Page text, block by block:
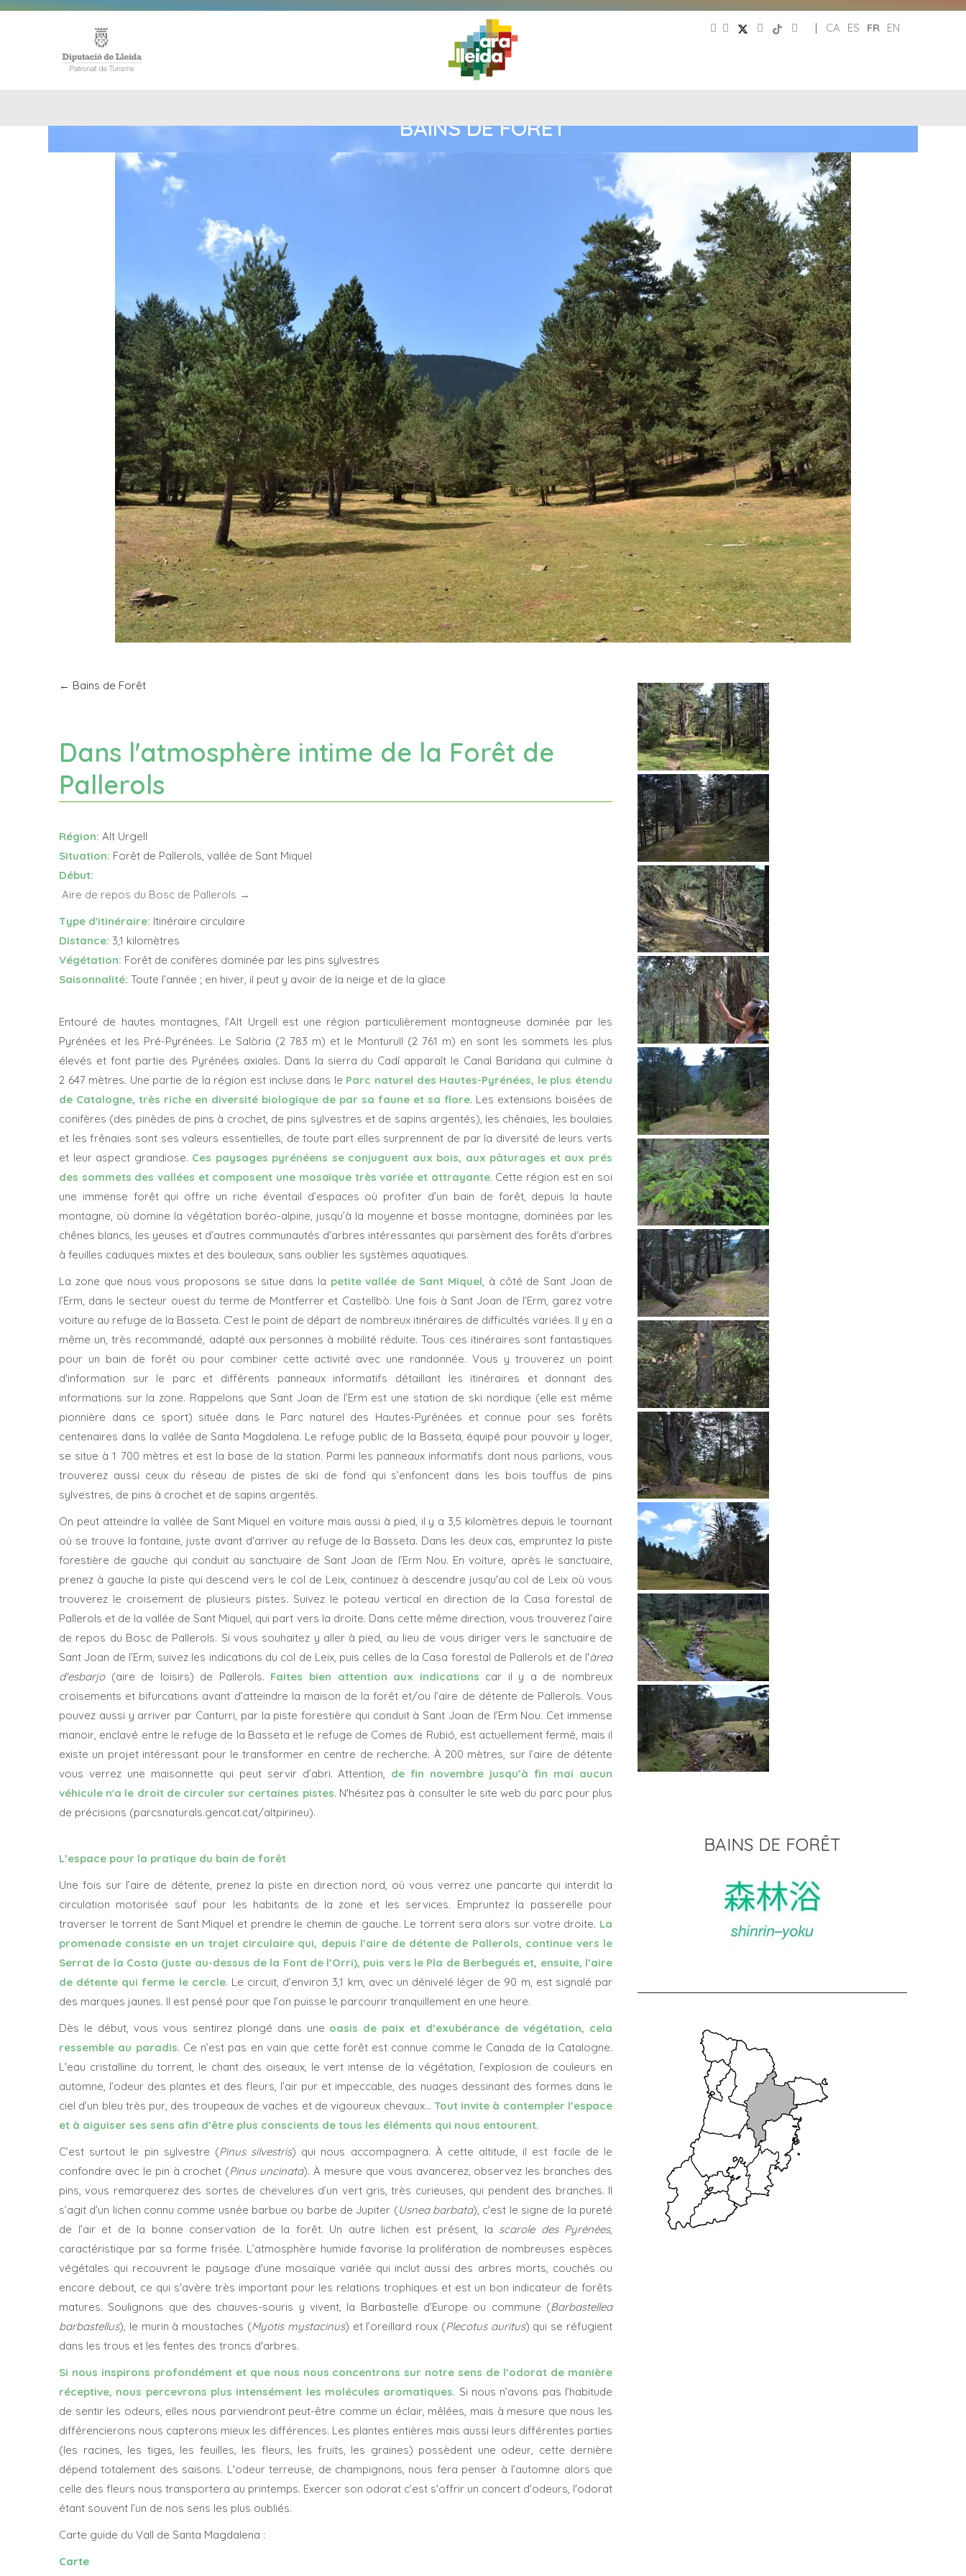
CA ES FR EN
|
TURISME
BAINS DE FORÊT
← Bains de Forêt
Dans l'atmosphère intime de la Forêt de
Pallerols
Région: Alt Urgell
Situation: Forêt de Pallerols, vallée de Sant Miquel
Début:
Aire de repos du Bosc de Pallerols →
Type d'itinéraire: Itinéraire circulaire
Distance: 3,1 kilomètres
Végétation: Forêt de conifères dominée par les pins sylvestres
Saisonnalité: Toute l’année ; en hiver, il peut y avoir de la neige et de la glace
Entouré de hautes montagnes, l’Alt Urgell est une région particulièrement montagneuse dominée par les
Pyrénées et les Pré-Pyrénées. Le Salòria (2 783 m) et le Monturull (2 761 m) en sont les sommets les plus
élevés et font partie des Pyrénées axiales. Dans la sierra du Cadí apparaît le Canal Baridana qui culmine à
2 647 mètres. Une partie de la région est incluse dans le Parc naturel des Hautes-Pyrénées, le plus étendu
de Catalogne, très riche en diversité biologique de par sa faune et sa flore. Les extensions boisées de
conifères (des pinèdes de pins à crochet, de pins sylvestres et de sapins argentés), les chênaies, les boulaies
et les frênaies sont ses valeurs essentielles, de toute part elles surprennent de par la diversité de leurs verts
et leur aspect grandiose. Ces paysages pyrénéens se conjuguent aux bois, aux pâturages et aux prés
des sommets des vallées et composent une mosaïque très variée et attrayante. Cette région est en soi
une immense forêt qui offre un riche éventail d’espaces où profiter d’un bain de forêt, depuis la haute
montagne, où domine la végétation boréo-alpine, jusqu’à la moyenne et basse montagne, dominées par les
chênes blancs, les yeuses et d’autres communautés d’arbres intéressantes qui parsèment des forêts d'arbres
à feuilles caduques mixtes et des bouleaux, sans oublier les systèmes aquatiques.
La zone que nous vous proposons se situe dans la petite vallée de Sant Miquel, à côté de Sant Joan de
l’Erm, dans le secteur ouest du terme de Montferrer et Castellbò. Une fois à Sant Joan de l’Erm, garez votre
voiture au refuge de la Basseta. C’est le point de départ de nombreux itinéraires de difficultés variées. Il y en a
même un, très recommandé, adapté aux personnes à mobilité réduite. Tous ces itinéraires sont fantastiques
pour un bain de forêt ou pour combiner cette activité avec une randonnée. Vous y trouverez un point
d'information sur le parc et différents panneaux informatifs détaillant les itinéraires et donnant des
informations sur la zone. Rappelons que Sant Joan de l’Erm est une station de ski nordique (elle est même
pionnière dans ce sport) située dans le Parc naturel des Hautes-Pyrénées et connue pour ses forêts
centenaires dans la vallée de Santa Magdalena. Le refuge public de la Basseta, équipé pour pouvoir y loger,
se situe à 1 700 mètres et est la base de la station. Parmi les panneaux informatifs dont nous parlions, vous
trouverez aussi ceux du réseau de pistes de ski de fond qui s’enfoncent dans les bois touffus de pins
sylvestres, de pins à crochet et de sapins argentés.
On peut atteindre la vallée de Sant Miquel en voiture mais aussi à pied, il y a 3,5 kilomètres depuis le tournant
où se trouve la fontaine, juste avant d'arriver au refuge de la Basseta. Dans les deux cas, empruntez la piste
forestière de gauche qui conduit au sanctuaire de Sant Joan de l’Erm Nou. En voiture, après le sanctuaire,
prenez à gauche la piste qui descend vers le col de Leix, continuez à descendre jusqu'au col de Leix où vous
trouverez le croisement de plusieurs pistes. Suivez le poteau vertical en direction de la Casa forestal de
Pallerols et de la vallée de Sant Miquel, qui part vers la droite. Dans cette même direction, vous trouverez l’aire
de repos du Bosc de Pallerols. Si vous souhaitez y aller à pied, au lieu de vous diriger vers le sanctuaire de
Sant Joan de l’Erm, suivez les indications du col de Leix, puis celles de la Casa forestal de Pallerols et de l'àrea
d'esbarjo(aire de loisirs) de Pallerols. Faites bien attention aux indications car il y a de nombreux
croisements et bifurcations avant d’atteindre la maison de la forêt et/ou l’aire de détente de Pallerols. Vous
pouvez aussi y arriver par Canturri, par la piste forestière qui conduit à Sant Joan de l’Erm Nou. Cet immense
manoir, enclavé entre le refuge de la Basseta et le refuge de Comes de Rubió, est actuellement fermé, mais il
existe un projet intéressant pour le transformer en centre de recherche. À 200 mètres, sur l’aire de détente
vous verrez une maisonnette qui peut servir d’abri. Attention, de fin novembre jusqu’à fin mai aucun
véhicule n'a le droit de circuler sur certaines pistes. N'hésitez pas à consulter le site web du parc pour plus
de précisions (parcsnaturals.gencat.cat/altpirineu).
L’espace pour la pratique du bain de forêt
Une fois sur l’aire de détente, prenez la piste en direction nord, où vous verrez une pancarte qui interdit la
circulation motorisée sauf pour les habitants de la zone et les services. Empruntez la passerelle pour
traverser le torrent de Sant Miquel et prendre le chemin de gauche. Le torrent sera alors sur votre droite. La
promenade consiste en un trajet circulaire qui, depuis l’aire de détente de Pallerols, continue vers le
Serrat de la Costa (juste au-dessus de la Font de l’Orri), puis vers le Pla de Berbegués et, ensuite, l’aire
de détente qui ferme le cercle. Le circuit, d’environ 3,1 km, avec un dénivelé léger de 90 m, est signalé par
des marques jaunes. Il est pensé pour que l’on puisse le parcourir tranquillement en une heure.
Dès le début, vous vous sentirez plongé dans une oasis de paix et d’exubérance de végétation, cela
ressemble au paradis. Ce n’est pas en vain que cette forêt est connue comme le Canada de la Catalogne.
L'eau cristalline du torrent, le chant des oiseaux, le vert intense de la végétation, l’explosion de couleurs en
automne, l’odeur des plantes et des fleurs, l’air pur et impeccable, des nuages dessinant des formes dans le
ciel d’un bleu très pur, des troupeaux de vaches et de vigoureux chevaux… Tout invite à contempler l’espace
et à aiguiser ses sens afin d’être plus conscients de tous les éléments qui nous entourent.
C’est surtout le pin sylvestre (Pinus silvestris) qui nous accompagnera. À cette altitude, il est facile de le
confondre avec le pin à crochet (Pinus uncinata). À mesure que vous avancerez, observez les branches des
pins, vous remarquerez des sortes de chevelures d’un vert gris, très curieuses, qui pendent des branches. Il
s’agit d’un lichen connu comme usnée barbue ou barbe de Jupiter (Usnea barbata), c'est le signe de la pureté
de l’air et de la bonne conservation de la forêt. Un autre lichen est présent, la scarole des Pyrénées,
caractéristique par sa forme frisée. L’atmosphère humide favorise la prolifération de nombreuses espèces
végétales qui recouvrent le paysage d'une mosaïque variée qui inclut aussi des arbres morts, couchés ou
encore debout, ce qui s'avère très important pour les relations trophiques et est un bon indicateur de forêts
matures. Soulignons que des chauves-souris y vivent, la Barbastelle d’Europe ou commune (Barbastellea
barbastellus), le murin à moustaches (Myotis mystacinus) et l’oreillard roux (Plecotus auritus) qui se réfugient
dans les trous et les fentes des troncs d'arbres.
Si nous inspirons profondément et que nous nous concentrons sur notre sens de l’odorat de manière
réceptive, nous percevrons plus intensément les molécules aromatiques. Si nous n’avons pas l’habitude
de sentir les odeurs, elles nous parviendront peut-être comme un éclair, mêlées, mais à mesure que nous les
différencierons nous capterons mieux les différences. Les plantes entières mais aussi leurs différentes parties
(les racines, les tiges, les feuilles, les fleurs, les fruits, les graines) possèdent une odeur, cette dernière
dépend totalement des saisons. L'odeur terreuse, de champignons, nous fera penser à l’automne alors que
celle des fleurs nous transportera au printemps. Exercer son odorat c’est s'offrir un concert d’odeurs, l'odorat
étant souvent l’un de nos sens les plus oubliés.
Carte guide du Vall de Santa Magdalena :
Carte
BAINS DE FORÊT